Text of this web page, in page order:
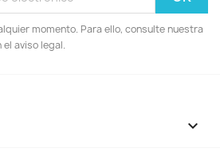
momento. Para ello, consulte nuestra
aviso legal.
